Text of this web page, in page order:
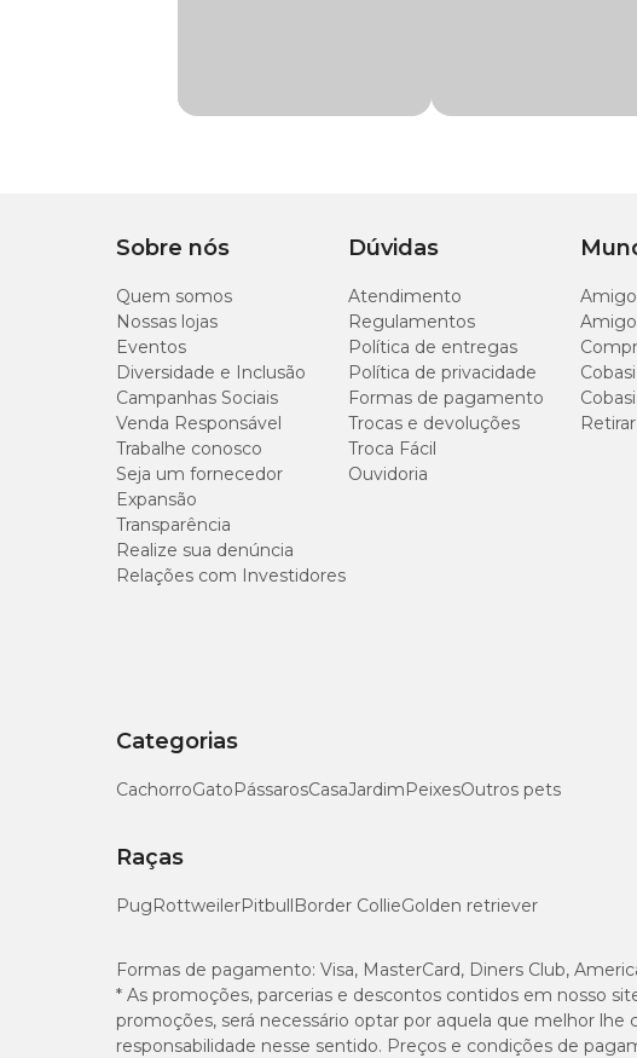
Diâmetro: 21 cm
Sobre nós
Quem somos
Nossas lojas
Eventos
Diversidade e Inclusão
Campanhas Sociais
Venda Responsável
Trabalhe conosco
Seja um fornecedor
Expansão
Transparência
Realize sua denúncia
Relações com Investidores
Dúvidas
Atendimento
Regulamentos
Política de entregas
Política de privacidade
Formas de pagamento
Trocas e devoluções
Troca Fácil
Ouvidoria
Categorias
CachorroGatoPássarosCasaJardimPeixesOutros pets
Raças
PugRottweilerPitbullBorder CollieGolden retriever
Formas de pagamento: Visa, MasterCard, Diners Club,
* As promoções, parcerias e descontos contidos em nosso
promoções, será necessário optar por aquela que melhor lhe
responsabilidade nesse sentido. Preços e condições de